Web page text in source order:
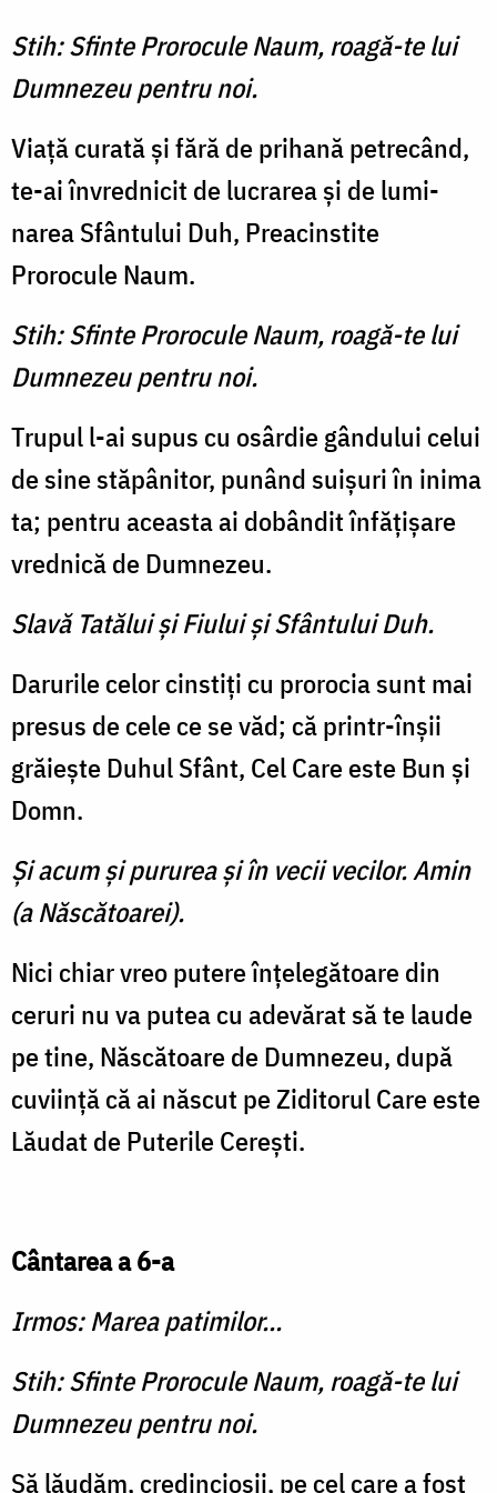
Stih: Sfinte Prorocule Naum, roagă-te lui
Dumnezeu pentru noi.
Viaţă curată şi fără de pri­hană petrecând,
te-ai învred­nicit de lucrarea şi de lumi­
narea Sfântului Duh, Preacin­stite
Prorocule Naum.
Stih: Sfinte Prorocule Naum, roagă-te lui
Dumnezeu pentru noi.
Trupul l-ai supus cu osârdie gândului celui
de sine stăpânitor, punând suişuri în inima
ta; pentru aceasta ai dobândit în­făţişare
vrednică de Dumnezeu.
Slavă Tatălui şi Fiului şi Sfântului Duh.
Darurile celor cinstiţi cu prorocia sunt mai
presus de cele ce se văd; că printr-înşii
grăieşte Duhul Sfânt, Cel Care este Bun şi
Domn.
Şi acum şi pururea şi în vecii vecilor. Amin
(a Născătoarei).
Nici chiar vreo putere înţe­legătoare din
ceruri nu va putea cu adevărat să te laude
pe tine, Născătoare de Dum­nezeu, după
cuviinţă că ai născut pe Ziditorul Care este
Lăudat de Puterile Cereşti.
Cântarea a 6-a
Irmos: Marea patimilor...
Stih: Sfinte Prorocule Naum, roagă-te lui
Dumnezeu pentru noi.
Să lăudăm, credincioşii, pe cel care a fost